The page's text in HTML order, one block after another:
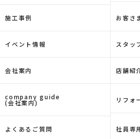
施工事例 お客さ
イベント情報 スタッ
会社案内 店舗紹
company guide
(会社案内) リフォ
よくあるご質問 社員専